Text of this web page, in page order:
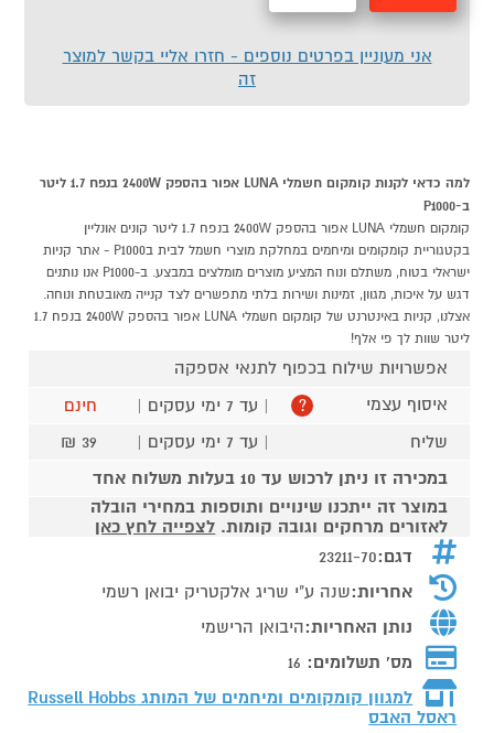
אני מעוניין בפרטים נוספים - חזרו אליי בקשר למוצר
זה
למה כדאי לקנות קומקום חשמלי LUNA אפור בהספק 2400W בנפח 1.7 ליטר
ב-P1000
קומקום חשמלי LUNA אפור בהספק 2400W בנפח 1.7 ליטר קונים אונליין
בקטגוריית קומקומים ומיחמים במחלקת מוצרי חשמל לבית בP1000 - אתר קניות
ישראלי בטוח, משתלם ונוח המציע מוצרים מומלצים במבצע. ב-P1000 אנו נותנים
דגש על איכות, מגוון, זמינות ושירות בלתי מתפשרים לצד קנייה מאובטחת ונוחה.
אצלנו, קניות באינטרנט של קומקום חשמלי LUNA אפור בהספק 2400W בנפח 1.7
ליטר שוות לך פי אלף!
אפשרויות שילוח בכפוף לתנאי אספקה
איסוף עצמי
? | עד 7 ימי עסקים |
חינם
שליח
| עד 7 ימי עסקים |
39 ₪
במכירה זו ניתן לרכוש עד 10 בעלות משלוח אחד
במוצר זה ייתכנו שינויים ותוספות במחירי הובלה
לאזורים מרחקים וגובה קומות. לצפייה לחץ כאן
דגם:23211-70
אחריות:שנה ע"י שריג אלקטריק יבואן רשמי
נותן האחריות:היבואן הרישמי
מס' תשלומים: 16
למגוון קומקומים ומיחמים של המותג Russell Hobbs
ראסל האבס